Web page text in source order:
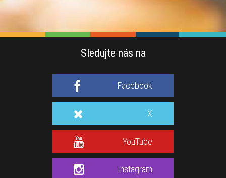
Sledujte nás na
Facebook
X
YouTube
Instagram